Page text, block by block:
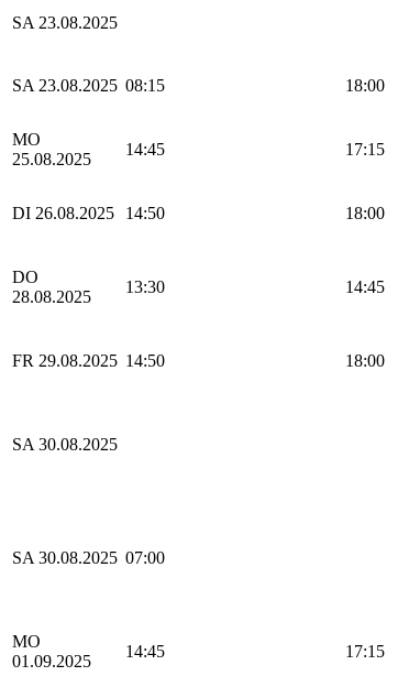
SA 23.08.2025
SA 23.08.2025 08:15 18:00
MO
25.08.2025
14:45 17:15
DI 26.08.2025 14:50 18:00
DO
28.08.2025
13:30 14:45
FR 29.08.2025 14:50 18:00
SA 30.08.2025
SA 30.08.2025 07:00
MO
01.09.2025
14:45 17:15